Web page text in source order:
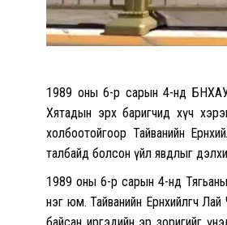
1989 оны 6-р сарын 4-нд БНХАУ-
Хятадын эрх баригчид хүч
холбоотойгоор Тайванийн
талбайд болсон үйл явдлыг
1989 оны 6-р сарын 4-нд
нэг юм. Тайванийн Ерөнхийлөгч